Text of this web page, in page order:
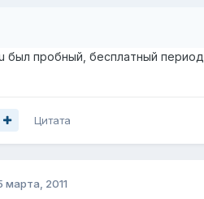
был пробный, бесплатный
Цитата
марта, 2011